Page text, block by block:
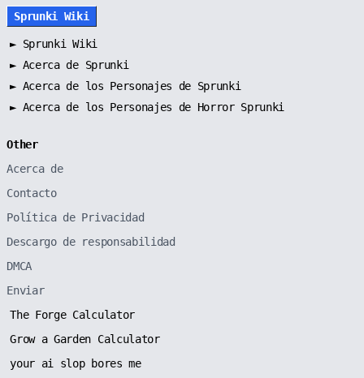
Sprunki Wiki
► Sprunki Wiki
► Acerca de Sprunki
► Acerca de los Personajes de Sprunki
► Acerca de los Personajes de Horror Sprunki
Other
Acerca de
Contacto
Política de Privacidad
Descargo de responsabilidad
DMCA
Enviar
The Forge Calculator
Grow a Garden Calculator
your ai slop bores me